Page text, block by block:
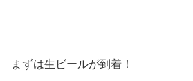
まずは生ビールが到着！